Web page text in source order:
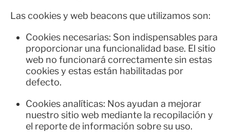
Las cookies y web beacons que utilizamos son:
Cookies necesarias: Son indispensables para
proporcionar una funcionalidad base. El sitio
web no funcionará correctamente sin estas
cookies y estas están habilitadas por
defecto.
Cookies analíticas: Nos ayudan a mejorar
nuestro sitio web mediante la recopilación y
el reporte de información sobre su uso.